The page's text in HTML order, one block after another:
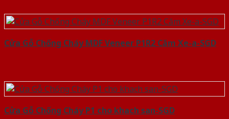
Cửa Gỗ Chống Cháy MDF Veneer P1R2 Căm Xe-a-SGD
Cửa Gỗ Chống Cháy P1 cho khach san-SGD